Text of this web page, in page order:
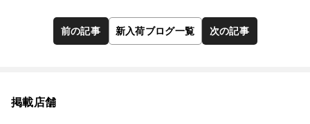
前の記事 新入荷ブログ一覧 次の記事
掲載店舗